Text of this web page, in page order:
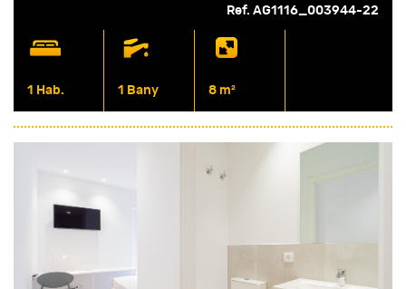
Ref. AG1116_003944-22
1 Hab. 1 Bany 8 m²